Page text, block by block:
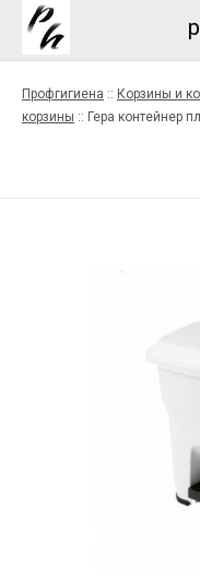
Профгигиена :: Корзины и
корзины :: Гера контейнер